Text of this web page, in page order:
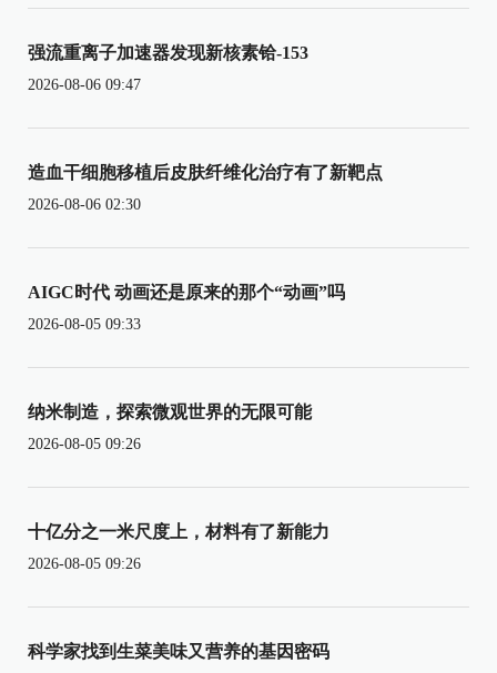
强流重离子加速器发现新核素铪-153
2026-08-06 09:47
造血干细胞移植后皮肤纤维化治疗有了新靶点
2026-08-06 02:30
AIGC时代 动画还是原来的那个“动画”吗
2026-08-05 09:33
纳米制造，探索微观世界的无限可能
2026-08-05 09:26
十亿分之一米尺度上，材料有了新能力
2026-08-05 09:26
科学家找到生菜美味又营养的基因密码